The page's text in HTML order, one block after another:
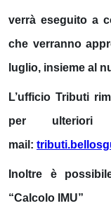
verrà eseguito a
che verranno
luglio, insieme al
L’ufficio Tributi
per ulteriori
mail:
Inoltre è
“Calcolo IMU”